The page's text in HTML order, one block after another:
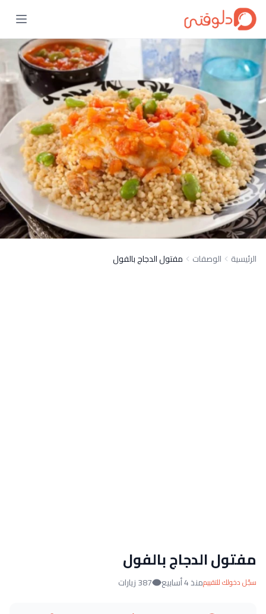
الرئيسية الوصفات مفتول الدجاج بالفول
مفتول الدجاج بالفول
سجّل دخولك للتقييممنذ 4 أسابيع 387 زيارات